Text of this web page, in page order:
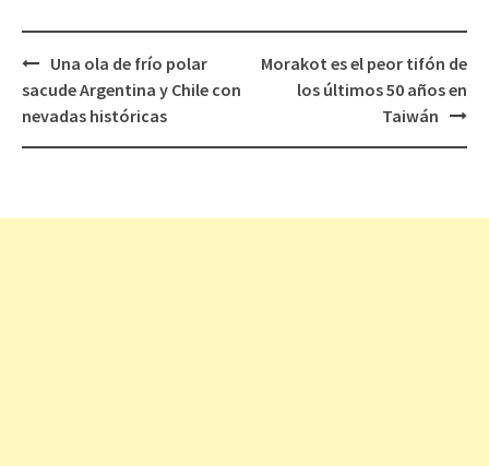
Navegación
de
Una ola de frío polar
sacude Argentina y Chile con
nevadas históricas
Morakot es el peor tifón de
los últimos 50 años en
Taiwán